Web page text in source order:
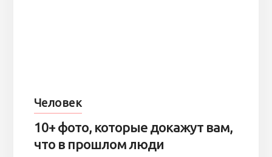
Человек
10+ фото, которые докажут вам,
что в прошлом люди